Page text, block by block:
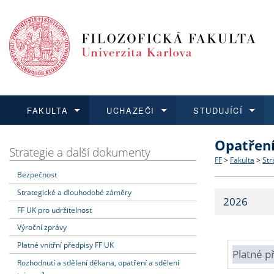
FAKULTA
Dozvědět se více
Struktura
Strategie
Fakultní
UCHAZEČI
Podat přihlášku
Co
Učitelské
STUDUJÍCÍ
Dozvědět se více
Dozvědět se více
O vědě a
Dozvědět se více
Aktuální
Strategie a další dokumenty
Bezpečnost
Strategické a dlouhodobé záměry
FF UK pro udržitelnost
Výroční zprávy
Platné vnitřní předpisy FF UK
Rozhodnutí a sdělení děkana, opatření a sdělení
FF > Fakulta >
2026
Platné